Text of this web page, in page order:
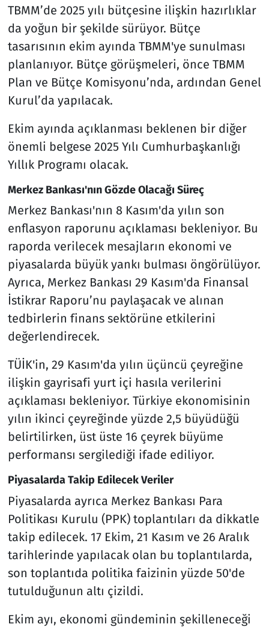
TBMM’de 2025 yılı bütçesine ilişkin hazırlıklar
da yoğun bir şekilde sürüyor. Bütçe
tasarısının ekim ayında TBMM'ye sunulması
planlanıyor. Bütçe görüşmeleri, önce TBMM
Plan ve Bütçe Komisyonu’nda, ardından Genel
Kurul’da yapılacak.
Ekim ayında açıklanması beklenen bir diğer
önemli belgese 2025 Yılı Cumhurbaşkanlığı
Yıllık Programı olacak.
Merkez Bankası'nın Gözde Olacağı Süreç
Merkez Bankası'nın 8 Kasım'da yılın son
enflasyon raporunu açıklaması bekleniyor. Bu
raporda verilecek mesajların ekonomi ve
piyasalarda büyük yankı bulması öngörülüyor.
Ayrıca, Merkez Bankası 29 Kasım'da Finansal
İstikrar Raporu’nu paylaşacak ve alınan
tedbirlerin finans sektörüne etkilerini
değerlendirecek.
TÜİK'in, 29 Kasım'da yılın üçüncü çeyreğine
ilişkin gayrisafi yurt içi hasıla verilerini
açıklaması bekleniyor. Türkiye ekonomisinin
yılın ikinci çeyreğinde yüzde 2,5 büyüdüğü
belirtilirken, üst üste 16 çeyrek büyüme
performansı sergilediği ifade ediliyor.
Piyasalarda Takip Edilecek Veriler
Piyasalarda ayrıca Merkez Bankası Para
Politikası Kurulu (PPK) toplantıları da dikkatle
takip edilecek. 17 Ekim, 21 Kasım ve 26 Aralık
tarihlerinde yapılacak olan bu toplantılarda,
son toplantıda politika faizinin yüzde 50'de
tutulduğunun altı çizildi.
Ekim ayı, ekonomi gündeminin şekilleneceği